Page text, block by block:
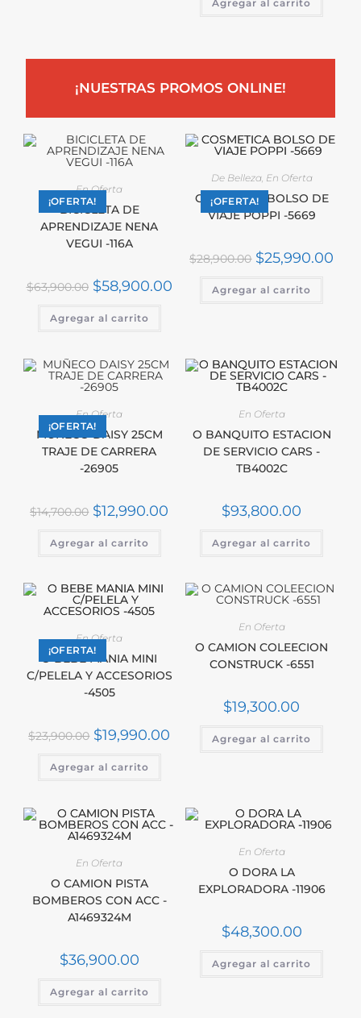
Agregar al carrito
¡NUESTRAS PROMOS ONLINE!
¡OFERTA!
En Oferta
BICICLETA DE
APRENDIZAJE NENA
VEGUI -116A
$63,900.00 $58,900.00
Agregar al carrito
¡OFERTA!
De Belleza, En Oferta
COSMETICA BOLSO DE
VIAJE POPPI -5669
$28,900.00 $25,990.00
Agregar al carrito
¡OFERTA!
En Oferta
MUÑECO DAISY 25CM
TRAJE DE CARRERA
-26905
$14,700.00 $12,990.00
Agregar al carrito
En Oferta
O BANQUITO ESTACION
DE SERVICIO CARS -
TB4002C
$93,800.00
Agregar al carrito
¡OFERTA!
En Oferta
O BEBE MANIA MINI
C/PELELA Y ACCESORIOS
-4505
$23,900.00 $19,990.00
Agregar al carrito
En Oferta
O CAMION COLEECION
CONSTRUCK -6551
$19,300.00
Agregar al carrito
En Oferta
O CAMION PISTA
BOMBEROS CON ACC -
A1469324M
$36,900.00
Agregar al carrito
En Oferta
O DORA LA
EXPLORADORA -11906
$48,300.00
Agregar al carrito